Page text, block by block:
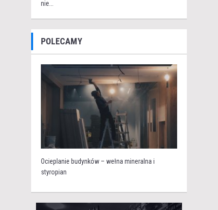
nie...
POLECAMY
Ocieplanie budynków – wełna mineralna i
styropian